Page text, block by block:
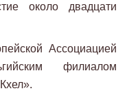
около двадцати
Ассоциацией
филиалом